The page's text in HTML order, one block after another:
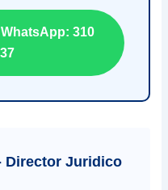
310
Director Juridico